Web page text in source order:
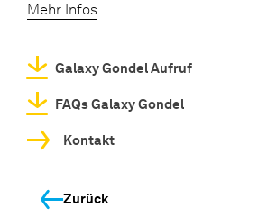
Mehr Infos
Galaxy Gondel Aufruf
FAQs Galaxy Gondel
Kontakt
Zurück